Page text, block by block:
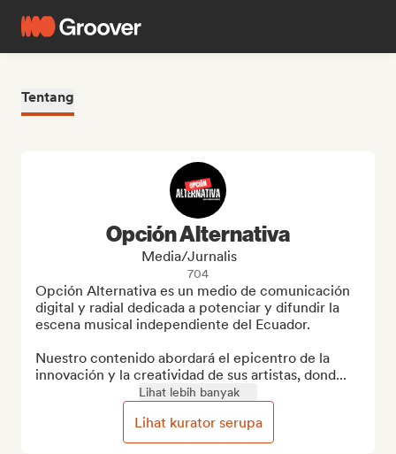
Tentang
Opción Alternativa
Media/Jurnalis
704
Opción Alternativa es un medio de comunicación
digital y radial dedicada a potenciar y difundir la
escena musical independiente del Ecuador.
Nuestro contenido abordará el epicentro de la
innovación y la creatividad de sus artistas, dond...
Lihat lebih banyak
Lihat kurator serupa